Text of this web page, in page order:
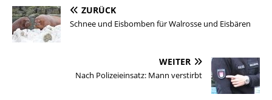
ZURÜCK
Schnee und Eisbomben für Walrosse und Eisbären
WEITER
Nach Polizeieinsatz: Mann verstirbt